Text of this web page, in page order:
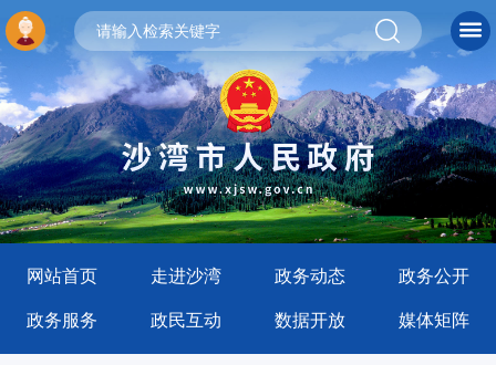
网站首页 走进沙湾 政务动态 政务公开
政务服务 政民互动 数据开放 媒体矩阵